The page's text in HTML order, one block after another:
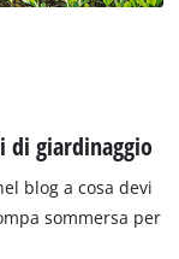
di giardinaggio
blog a cosa devi
sommersa per